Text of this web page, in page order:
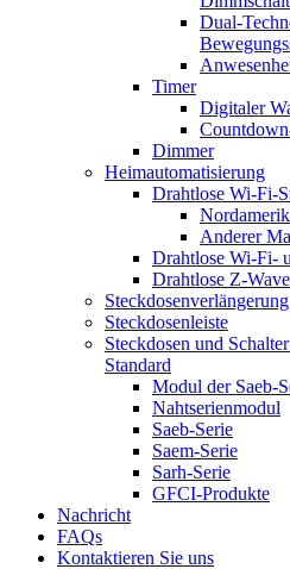
Dual-
Timer
Digitaler
Dimmer
Heimautomatisierung
Drahtlose Wi-Fi-
Anderer
Drahtlose Wi-Fi-
Drahtlose Z-
Steckdosenverlängerung
Steckdosenleiste
Steckdosen und
Standard
Modul der Saeb-
Nahtserienmodul
Saeb-Serie
Saem-Serie
Sarh-Serie
GFCI-Produkte
Nachricht
FAQs
Kontaktieren Sie uns